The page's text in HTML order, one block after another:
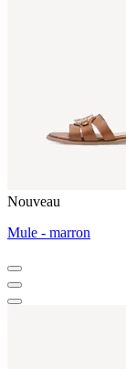
Nouveau
Mule - marron